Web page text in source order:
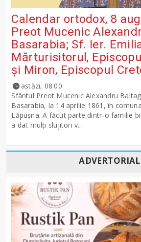
Calendar ortodox, 8
Preot Mucenic
Basarabia; Sf. Ier.
Mărturisitorul,
şi Miron, Episcopul
astăzi, 08:00
Sfântul Preot Mucenic Alexandru
Basarabia, la 14 aprilie 1861, în
Lăpușna. A făcut parte dintr-o familie
a dat mulți slujitori v...
ADVERTORIAL